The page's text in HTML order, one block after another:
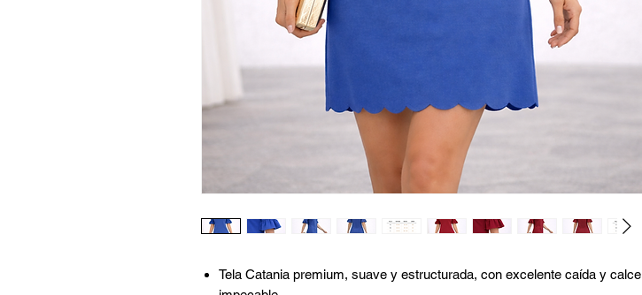
Tela Catania premium, suave y estructurada, con excelente caída y calce